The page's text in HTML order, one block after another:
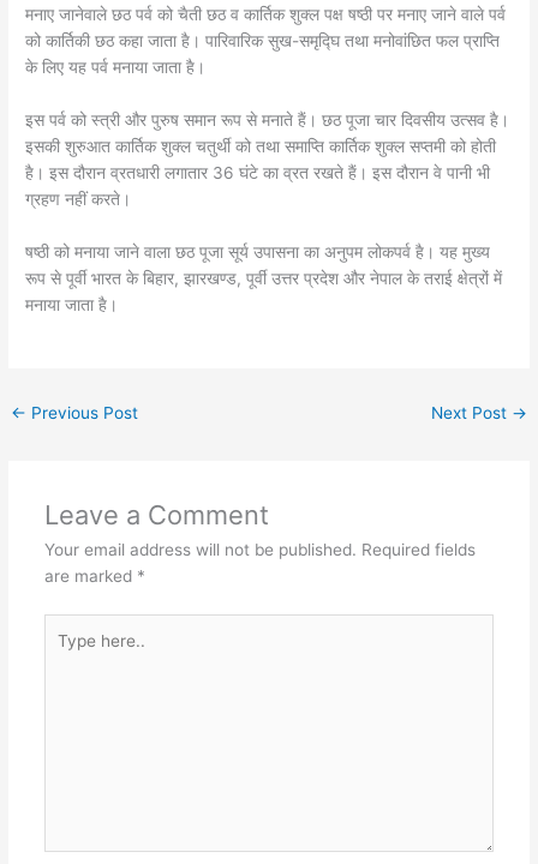
मनाए जानेवाले छठ पर्व को चैती छठ व कार्तिक शुक्ल पक्ष षष्ठी पर मनाए जाने वाले पर्व
को कार्तिकी छठ कहा जाता है। पारिवारिक सुख-समृद्घि तथा मनोवांछित फल प्राप्ति
के लिए यह पर्व मनाया जाता है।
इस पर्व को स्त्री और पुरुष समान रूप से मनाते हैं। छठ पूजा चार दिवसीय उत्सव है।
इसकी शुरुआत कार्तिक शुक्ल चतुर्थी को तथा समाप्ति कार्तिक शुक्ल सप्तमी को होती
है। इस दौरान व्रतधारी लगातार 36 घंटे का व्रत रखते हैं। इस दौरान वे पानी भी
ग्रहण नहीं करते।
षष्ठी को मनाया जाने वाला छठ पूजा सूर्य उपासना का अनुपम लोकपर्व है। यह मुख्य
रूप से पूर्वी भारत के बिहार, झारखण्ड, पूर्वी उत्तर प्रदेश और नेपाल के तराई क्षेत्रों में
मनाया जाता है।
← Previous Post Next Post →
Leave a Comment
Your email address will not be published. Required fields
are marked *
here..